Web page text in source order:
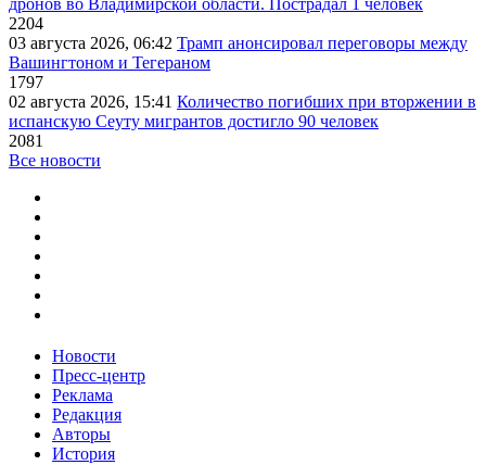
дронов во Владимирской области. Пострадал 1 человек
2204
03 августа 2026, 06:42 Трамп анонсировал переговоры между
Вашингтоном и Тегераном
1797
02 августа 2026, 15:41 Количество погибших при вторжении в
испанскую Сеуту мигрантов достигло 90 человек
2081
Все новости
Новости
Пресс-центр
Реклама
Редакция
Авторы
История